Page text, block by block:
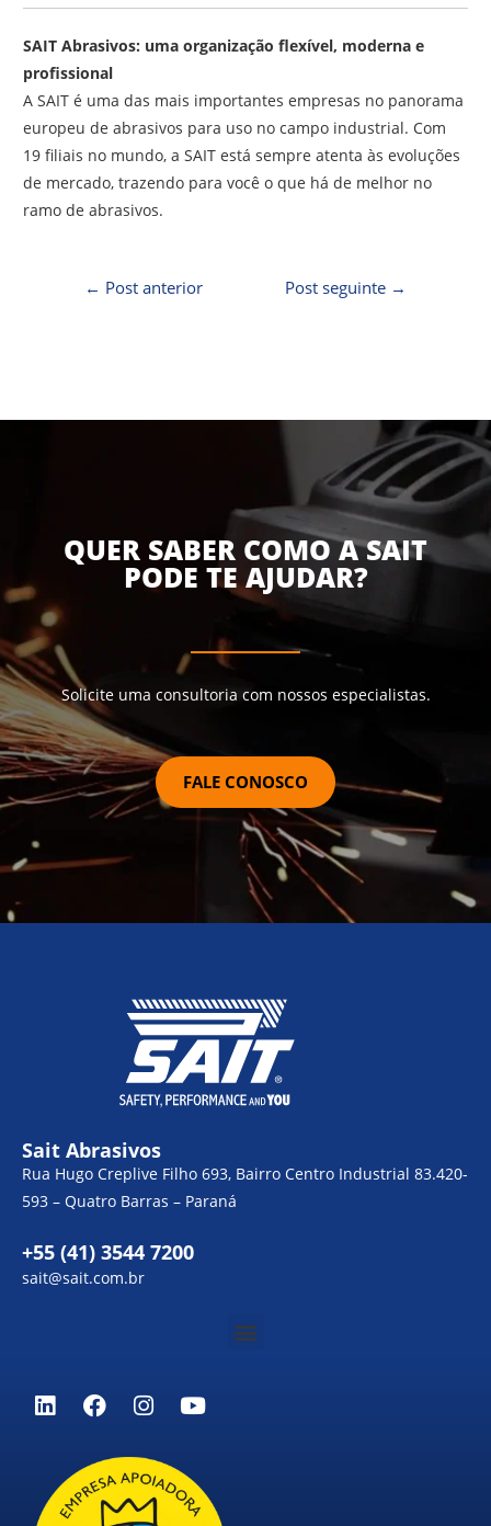
SAIT Abrasivos: uma organização flexível, moderna e
profissional
A SAIT é uma das mais importantes empresas no panorama
europeu de abrasivos para uso no campo industrial. Com
19 filiais no mundo, a SAIT está sempre atenta às evoluções
de mercado, trazendo para você o que há de melhor no
ramo de abrasivos.
← Post anterior Post seguinte →
QUER SABER COMO A SAIT
PODE TE AJUDAR?
Solicite uma consultoria com nossos especialistas.
FALE CONOSCO
Sait Abrasivos
Rua Hugo Creplive Filho 693, Bairro Centro Industrial 83.420-
593 – Quatro Barras – Paraná
+55 (41) 3544 7200
sait@sait.com.br
Menu
L
i
e
d
F
a
e
b
o
I
n
t
a
g
Y
o
u
b